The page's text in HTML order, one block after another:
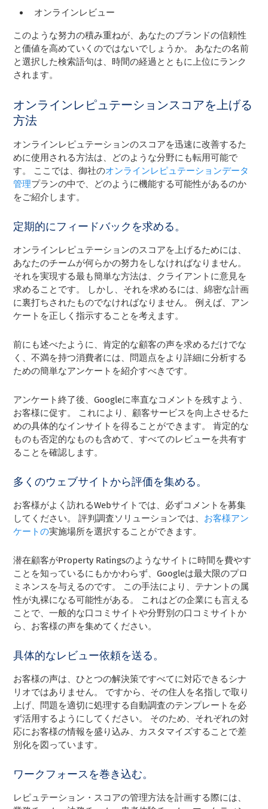
オンラインレビュー
このような努力の積み重ねが、あなたのブランドの信頼性
と価値を高めていくのではないでしょうか。 あなたの名前
と選択した検索語句は、時間の経過とともに上位にランク
されます。
オンラインレピュテーションスコアを上げる
方法
オンラインレピュテーションのスコアを迅速に改善するた
めに使用される方法は、どのような分野にも転用可能で
す。 ここでは、御社のオンラインレピュテーションデータ
管理プランの中で、どのように機能する可能性があるのか
をご紹介します。
定期的にフィードバックを求める。
オンラインレピュテーションのスコアを上げるためには、
あなたのチームが何らかの努力をしなければなりません。
それを実現する最も簡単な方法は、クライアントに意見を
求めることです。 しかし、それを求めるには、綿密な計画
に裏打ちされたものでなければなりません。 例えば、アン
ケートを正しく指示することを考えます。
前にも述べたように、肯定的な顧客の声を求めるだけでな
く、不満を持つ消費者には、問題点をより詳細に分析する
ための簡単なアンケートを紹介すべきです。
アンケート終了後、Googleに率直なコメントを残すよう、
お客様に促す。 これにより、顧客サービスを向上させるた
めの具体的なインサイトを得ることができます。 肯定的な
ものも否定的なものも含めて、すべてのレビューを共有す
ることを確認します。
多くのウェブサイトから評価を集める。
お客様がよく訪れるWebサイトでは、必ずコメントを募集
してください。 評判調査ソリューションでは、 お客様アン
ケートの実施場所を選択することができます。
潜在顧客がProperty Ratingsのようなサイトに時間を費やす
ことを知っているにもかかわらず、Googleは最大限のプロ
ミネンスを与えるのです。 この手法により、テナントの属
性が丸裸になる可能性がある。 これはどの企業にも言える
ことで、一般的な口コミサイトや分野別の口コミサイトか
ら、お客様の声を集めてください。
具体的なレビュー依頼を送る。
お客様の声は、ひとつの解決策ですべてに対応できるシナ
リオではありません。 ですから、その住人を名指しで取り
上げ、問題を適切に処理する自動調査のテンプレートを必
ず活用するようにしてください。 そのため、それぞれの対
応にお客様の情報を盛り込み、カスタマイズすることで差
別化を図っています。
ワークフォースを巻き込む。
レピュテーション・スコアの管理方法を計画する際には、